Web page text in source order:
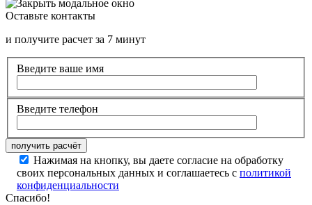
Оставьте контакты
и получите расчет за 7 минут
Введите ваше имя
Введите телефон
Нажимая на кнопку, вы даете согласие на обработку
своих персональных данных и соглашаетесь с политикой
конфиденциальности
Спасибо!